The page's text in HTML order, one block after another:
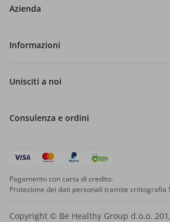
Azienda
Informazioni
Unisciti a noi
Consulenza e ordini
Pagamento con carta di credito.
Protezione dei dati personali tramite crittografia
Copyright © Be Healthy Group d.o.o.